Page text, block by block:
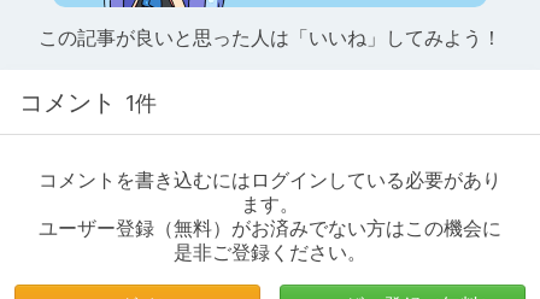
この記事が良いと思った人は「いいね」してみよう！
コメント 1件
コメントを書き込むにはログインしている必要があり
ます。
ユーザー登録（無料）がお済みでない方はこの機会に
是非ご登録ください。